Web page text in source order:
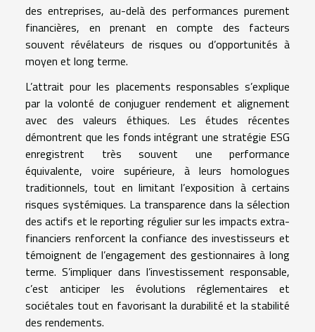
des entreprises, au-delà des performances purement
financières, en prenant en compte des facteurs
souvent révélateurs de risques ou d’opportunités à
moyen et long terme.
L’attrait pour les placements responsables s’explique
par la volonté de conjuguer rendement et alignement
avec des valeurs éthiques. Les études récentes
démontrent que les fonds intégrant une stratégie ESG
enregistrent très souvent une performance
équivalente, voire supérieure, à leurs homologues
traditionnels, tout en limitant l’exposition à certains
risques systémiques. La transparence dans la sélection
des actifs et le reporting régulier sur les impacts extra-
financiers renforcent la confiance des investisseurs et
témoignent de l’engagement des gestionnaires à long
terme. S’impliquer dans l’investissement responsable,
c’est anticiper les évolutions réglementaires et
sociétales tout en favorisant la durabilité et la stabilité
des rendements.